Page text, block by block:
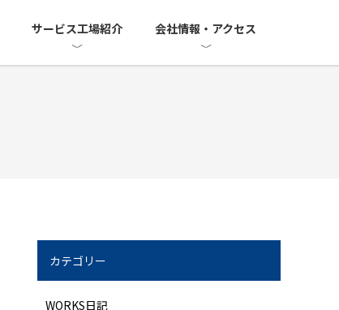
サービス工場紹介 会社情報・アクセス
カテゴリー
WORKS日記